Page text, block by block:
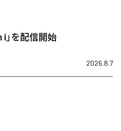
i」を配信開始
2026.8.7